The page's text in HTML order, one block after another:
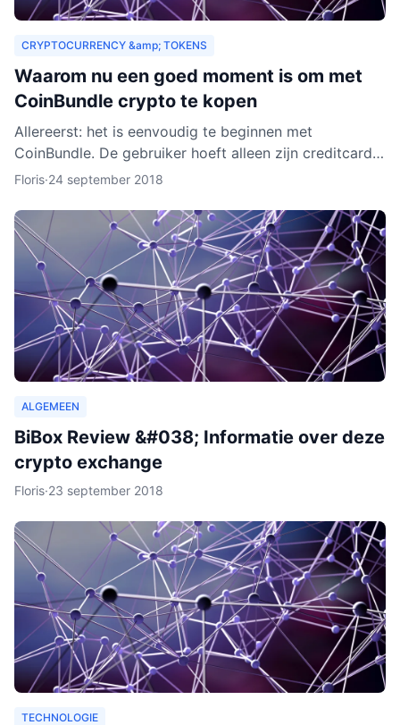
CRYPTOCURRENCY &amp; TOKENS
Waarom nu een goed moment is om met
CoinBundle crypto te kopen
Allereerst: het is eenvoudig te beginnen met
CoinBundle. De gebruiker hoeft alleen zijn creditcard
te gebruiken of bankinformatie op te geven, een paar
Floris·24 september 2018
ALGEMEEN
BiBox Review &#038; Informatie over deze
crypto exchange
Floris·23 september 2018
TECHNOLOGIE